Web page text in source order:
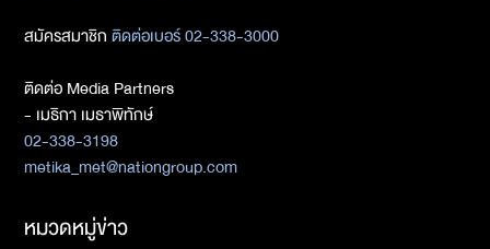
สมัครสมาชิกติดต่อเบอร์ 02-338-3000
ติดต่อ Media Partners
- เมธิกา เมธาพิทักษ์
02-338-3198
metika_met@nationgroup.com
หมวดหมู่ข่าว